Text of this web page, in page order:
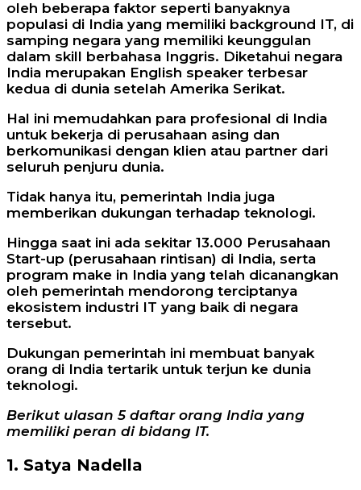
oleh beberapa faktor seperti banyaknya
populasi di India yang memiliki background IT, di
samping negara yang memiliki keunggulan
dalam skill berbahasa Inggris. Diketahui negara
India merupakan English speaker terbesar
kedua di dunia setelah Amerika Serikat.
Hal ini memudahkan para profesional di India
untuk bekerja di perusahaan asing dan
berkomunikasi dengan klien atau partner dari
seluruh penjuru dunia.
Tidak hanya itu, pemerintah India juga
memberikan dukungan terhadap teknologi.
Hingga saat ini ada sekitar 13.000 Perusahaan
Start-up (perusahaan rintisan) di India, serta
program make in India yang telah dicanangkan
oleh pemerintah mendorong terciptanya
ekosistem industri IT yang baik di negara
tersebut.
Dukungan pemerintah ini membuat banyak
orang di India tertarik untuk terjun ke dunia
teknologi.
Berikut ulasan 5 daftar orang India yang
memiliki peran di bidang IT.
1. Satya Nadella